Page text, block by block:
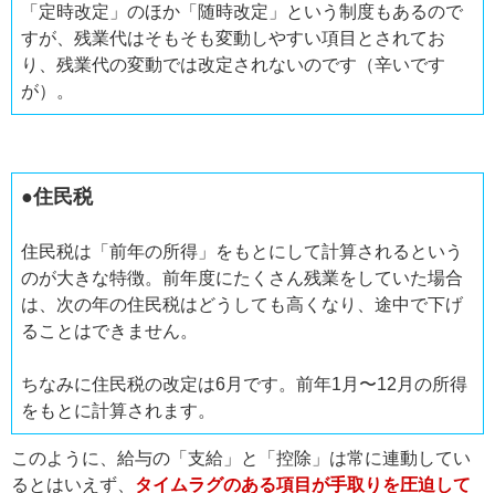
「定時改定」のほか「随時改定」という制度もあるので
すが、残業代はそもそも変動しやすい項目とされてお
り、残業代の変動では改定されないのです（辛いです
が）。
●住民税
住民税は「前年の所得」をもとにして計算されるという
のが大きな特徴。前年度にたくさん残業をしていた場合
は、次の年の住民税はどうしても高くなり、途中で下げ
ることはできません。
ちなみに住民税の改定は6月です。前年1月〜12月の所得
をもとに計算されます。
このように、給与の「支給」と「控除」は常に連動してい
るとはいえず、 タイムラグのある項目が手取りを圧迫して